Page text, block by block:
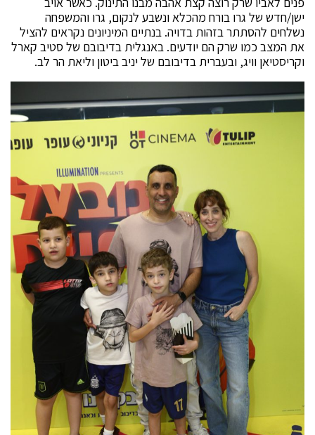
ישן/חדש של גרו בורח מהכלא ונשבע לנקום, גרו והמשפחה
נשלחים להסתתר בזהות בדויה. בנתיים המיניונים נקראים להציל
את המצב כמו שרק הם יודעים. באנגלית בדיבובם של סטיב קארל
וקריסטיאן וויג, ובעברית בדיבובם של יניב ביטון וליאת הר לב.